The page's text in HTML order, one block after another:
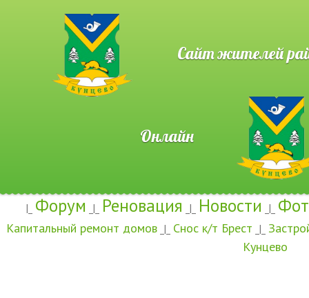
Сайт жителей
Онлайн
|_ Форум _|_ Реновация _|_ Новости _|_
Капитальный ремонт домов _|_ Снос к/т Брест _|_
Кунцево